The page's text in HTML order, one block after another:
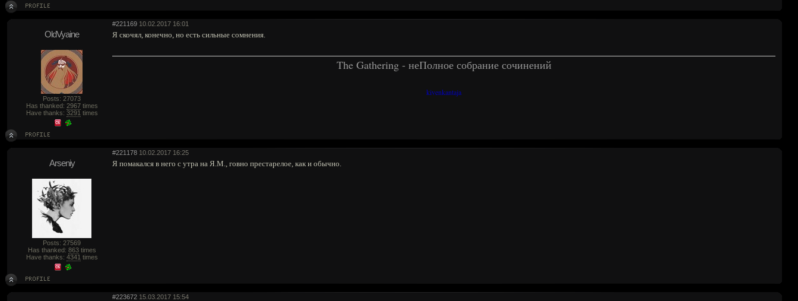
#221169 10.02.2017 16:01
OldVyaine
Posts: 27073
Has thanked: 2967times
Have thanks: 3291 times
Я скочял, конечно, но есть сильные сомнения.
The Gathering - неПолное собрание сочинений
kivenkantaja
#221178 10.02.2017 16:25
Arseniy
Posts: 27569
Has thanked: 863times
Have thanks: 4341 times
Я помакался в него с утра на Я.М., говно престарелое, как и обычно.
#223672 15.03.2017 15:54